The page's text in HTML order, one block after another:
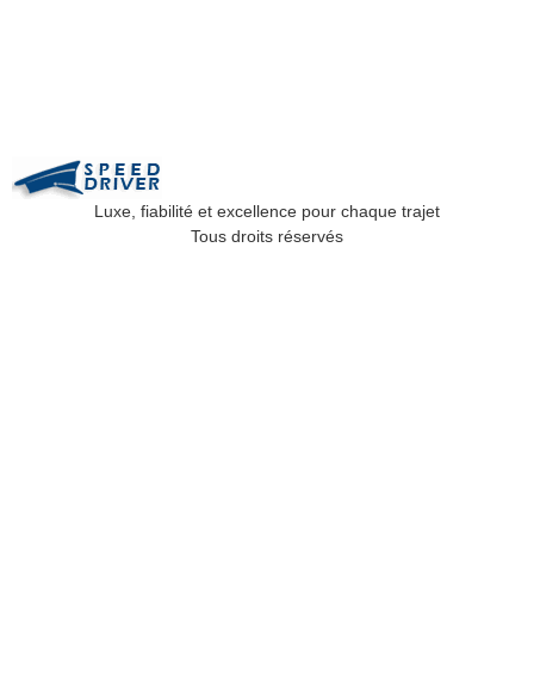
Luxe, fiabilité et excellence pour chaque trajet
Tous droits réservés